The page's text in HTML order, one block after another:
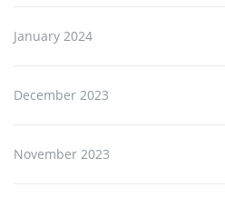
January 2024
December 2023
November 2023